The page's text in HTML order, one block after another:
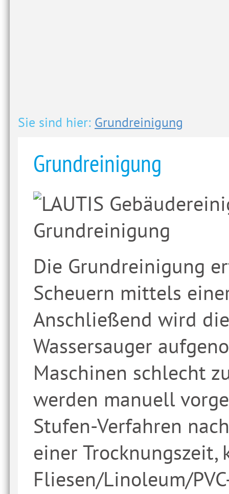
Sie sind hier: Grundreinigung
Grundreinigung
Die Grundreinigung
Scheuern mittels
Anschließend wird
Wassersauger
Maschinen schlecht
werden manuell
Stufen-Verfahren
einer Trocknungszeit,
Fliesen/Linoleum/